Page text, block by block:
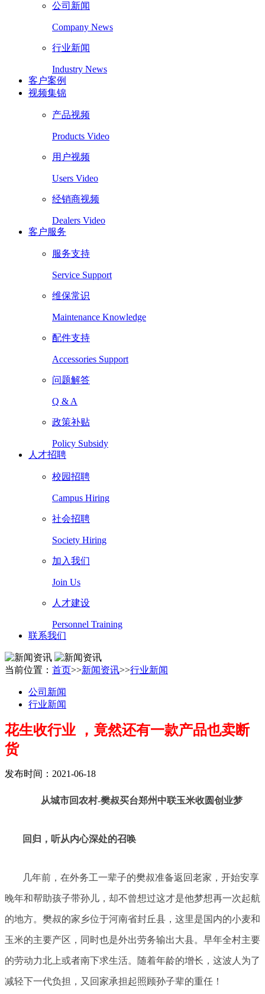
公司新闻
Company News
行业新闻
Industry News
客户案例
视频集锦
产品视频
Products Video
用户视频
Users Video
经销商视频
Dealers Video
客户服务
服务支持
Service Support
维保常识
Maintenance Knowledge
配件支持
Accessories Support
问题解答
Q & A
政策补贴
Policy Subsidy
人才招聘
校园招聘
Campus Hiring
社会招聘
Society Hiring
加入我们
Join Us
人才建设
Personnel Training
联系我们
当前位置： 首页>>新闻资讯>>行业新闻
公司新闻
行业新闻
花生收行业 ，竟然还有一款产品也卖断
货
发布时间：2021-06-18
从城市回农村-樊叔买台郑州中联玉米收圆创业梦
回归，听从内心深处的召唤
几年前，在外务工一辈子的樊叔准备返回老家，开始安享
晚年和帮助孩子带孙儿，却不曾想过这才是他梦想再一次起航
的地方。樊叔的家乡位于河南省封丘县，这里是国内的小麦和
玉米的主要产区，同时也是外出劳务输出大县。早年全村主要
的劳动力北上或者南下求生活。随着年龄的增长，这波人为了
减轻下一代负担，又回家承担起照顾孙子辈的重任！